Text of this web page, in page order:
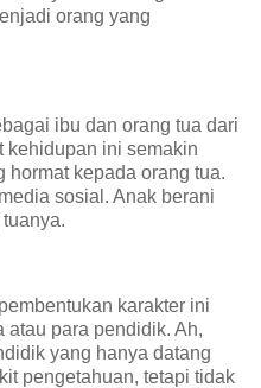
orang yang
ibu dan orang tua dari
kehidupan ini semakin
hormat kepada orang tua.
sosial. Anak berani
karakter ini
atau para pendidik. Ah,
yang hanya datang
pengetahuan, tetapi tidak